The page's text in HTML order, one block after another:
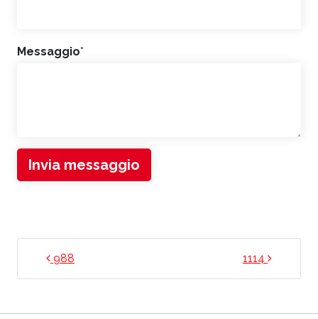
Messaggio*
Invia messaggio
NAVIGAZIONE ARTICOLI
988 1114